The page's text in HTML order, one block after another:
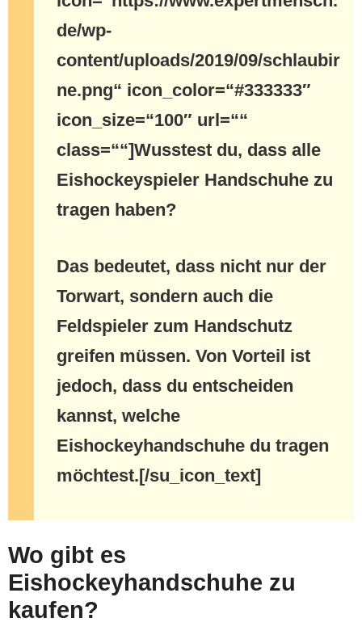
de/wp-
content/uploads/2019/09/schlaubir
ne.png“ icon_color=“#333333″
icon_size=“100″ url=““
class=““]Wusstest du, dass alle
Eishockeyspieler Handschuhe zu
tragen haben?
Das bedeutet, dass nicht nur der
Torwart, sondern auch die
Feldspieler zum Handschutz
greifen müssen. Von Vorteil ist
jedoch, dass du entscheiden
kannst, welche
Eishockeyhandschuhe du tragen
möchtest. [/su_icon_text]
Wo gibt es
Eishockeyhandschuhe zu
kaufen?